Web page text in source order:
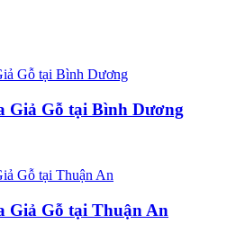
Giả Gỗ tại Bình Dương
Giả Gỗ tại Thuận An